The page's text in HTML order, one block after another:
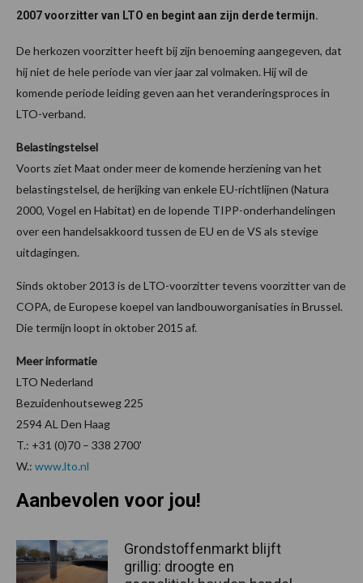
2007 voorzitter van LTO en begint aan zijn derde termijn.
De herkozen voorzitter heeft bij zijn benoeming aangegeven, dat
hij niet de hele periode van vier jaar zal volmaken. Hij wil de
komende periode leiding geven aan het veranderingsproces in
LTO-verband.
Belastingstelsel
Voorts ziet Maat onder meer de komende herziening van het
belastingstelsel, de herijking van enkele EU-richtlijnen (Natura
2000, Vogel en Habitat) en de lopende TIPP-onderhandelingen
over een handelsakkoord tussen de EU en de VS als stevige
uitdagingen.
Sinds oktober 2013 is de LTO-voorzitter tevens voorzitter van de
COPA, de Europese koepel van landbouworganisaties in Brussel.
Die termijn loopt in oktober 2015 af.
Meer informatie
LTO Nederland
Bezuidenhoutseweg 225
2594 AL Den Haag
T.: +31 (0)70 – 338 2700'
W.: www.lto.nl
Aanbevolen voor jou!
Grondstoffenmarkt blijft
grillig: droogte en